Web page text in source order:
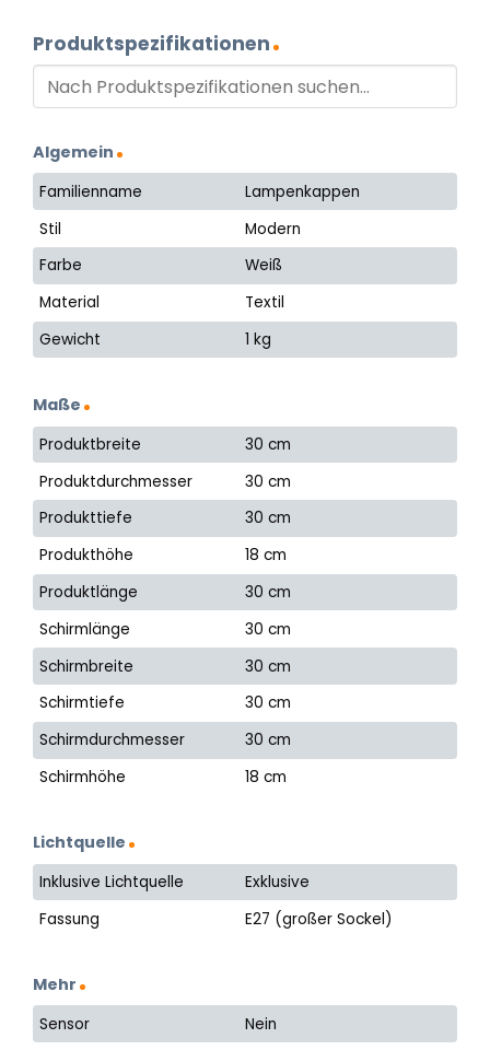
Produktspezifikationen
Algemein
Familienname
Lampenkappen
Stil
Modern
Farbe
Weiß
Material
Textil
Gewicht
1 kg
Maße
Produktbreite
30 cm
Produktdurchmesser
30 cm
Produkttiefe
30 cm
Produkthöhe
18 cm
Produktlänge
30 cm
Schirmlänge
30 cm
Schirmbreite
30 cm
Schirmtiefe
30 cm
Schirmdurchmesser
30 cm
Schirmhöhe
18 cm
Lichtquelle
Inklusive Lichtquelle
Exklusive
Fassung
E27 (großer Sockel)
Mehr
Sensor
Nein